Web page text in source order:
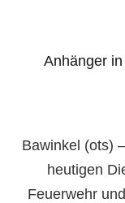
Anhänger
Bawinkel (ots)
heutigen
Feuerwehr